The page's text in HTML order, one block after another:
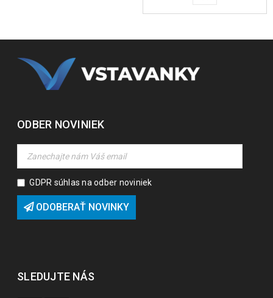
ODBER NOVINIEK
GDPR súhlas na odber noviniek
ODOBERAŤ NOVINKY
SLEDUJTE NÁS